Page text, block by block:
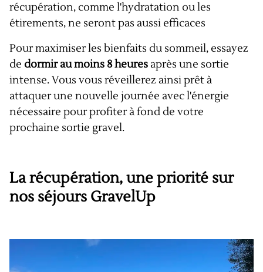
récupération, comme l'hydratation ou les
étirements, ne seront pas aussi efficaces
Pour maximiser les bienfaits du sommeil, essayez
de dormir au moins 8 heures après une sortie
intense. Vous vous réveillerez ainsi prêt à
attaquer une nouvelle journée avec l'énergie
nécessaire pour profiter à fond de votre
prochaine sortie gravel.
La récupération, une priorité sur
nos séjours GravelUp